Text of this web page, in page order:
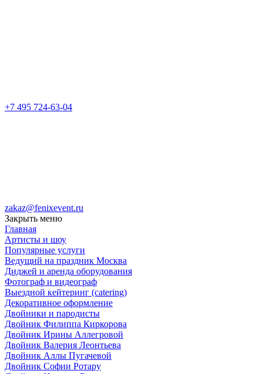
+7 495 724-63-04
zakaz@fenixevent.ru
Закрыть меню
Главная
Артисты и шоу
Популярные услуги
Ведущий на праздник Москва
Диджей и аренда оборудования
Фотограф и видеограф
Выездной кейтеринг (catering)
Декоративное оформление
Двойники и пародисты
Двойник Филиппа Киркорова
Двойник Ирины Аллегровой
Двойник Валерия Леонтьева
Двойник Аллы Пугачевой
Двойник Софии Ротару